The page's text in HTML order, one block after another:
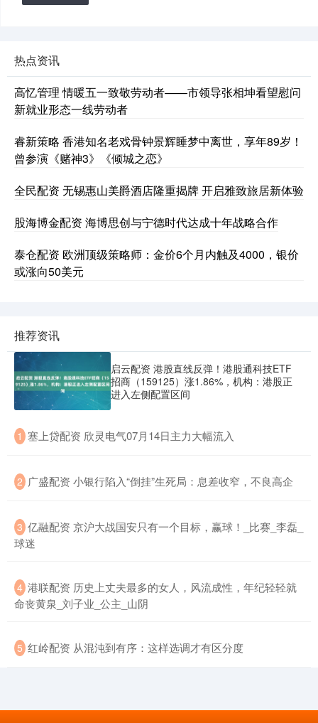
热点资讯
高忆管理 情暖五一致敬劳动者——市领导张相坤看望慰问
新就业形态一线劳动者
睿新策略 香港知名老戏骨钟景辉睡梦中离世，享年89岁！
曾参演《赌神3》《倾城之恋》
全民配资 无锡惠山美爵酒店隆重揭牌 开启雅致旅居新体验
股海博金配资 海博思创与宁德时代达成十年战略合作
泰仓配资 欧洲顶级策略师：金价6个月内触及4000，银价
或涨向50美元
推荐资讯
启云配资 港股直线反弹！港股通科技ETF
招商（159125）涨1.86%，机构：港股正
进入左侧配置区间
1 ​塞上贷配资 欣灵电气07月14日主力大幅流入
2 ​广盛配资 小银行陷入“倒挂”生死局：息差收窄，不良高企
3 ​亿融配资 京沪大战国安只有一个目标，赢球！_比赛_李磊_
球迷
4 ​港联配资 历史上丈夫最多的女人，风流成性，年纪轻轻就
命丧黄泉_刘子业_公主_山阴
5 ​红岭配资 从混沌到有序：这样选调才有区分度